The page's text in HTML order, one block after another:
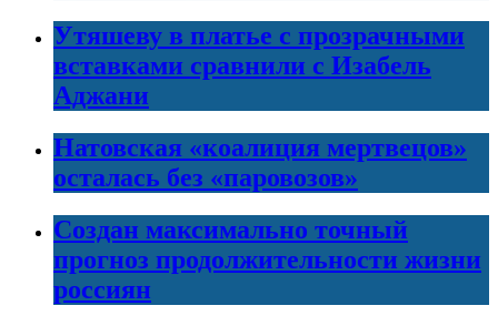
Утяшеву в платье с прозрачными
вставками сравнили с Изабель
Аджани
Натовская «коалиция мертвецов»
осталась без «паровозов»
Создан максимально точный
прогноз продолжительности жизни
россиян